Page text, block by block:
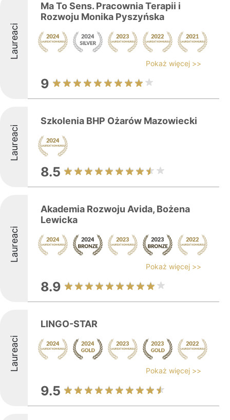
Laureaci
Ma To Sens. Pracownia Terapii i
Rozwoju Monika Pyszyńska
Pokaż więcej >>
9
Laureaci
Szkolenia BHP Ożarów Mazowiecki
8.5
Laureaci
Akademia Rozwoju Avida, Bożena
Lewicka
Pokaż więcej >>
8.9
Laureaci
LINGO-STAR
Pokaż więcej >>
9.5